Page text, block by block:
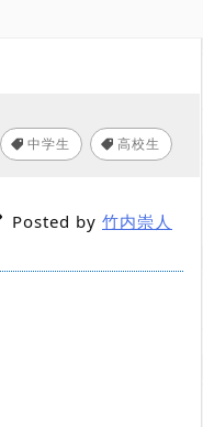
中学生 高校生
Posted by 竹内崇人